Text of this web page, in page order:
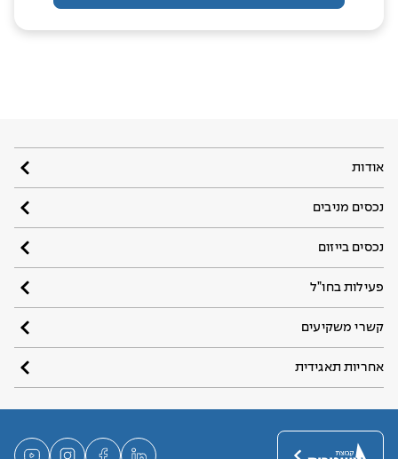
אודות
נכסים מניבים
נכסים בייזום
פעילות בחו”ל
קשרי משקיעים
אחריות תאגידית